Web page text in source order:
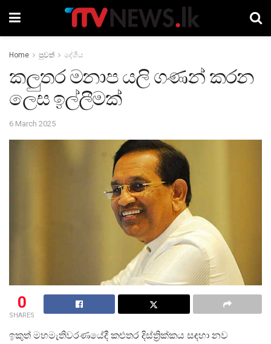
Home පුවත් දේශීය
කලුතර මනාප යලි ගණන් කරන
ලෙස ඉල්ලීමක්
6 March 2025
0
SHARES
ඉකුත් මහමැතිවරණයේදී කළුතර දිස්ත්‍රික්කය සඳහා නව